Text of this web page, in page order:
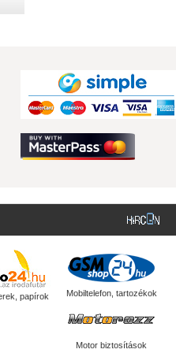
papírok
Mobiltelefon, tartozékok
Motor biztosítások